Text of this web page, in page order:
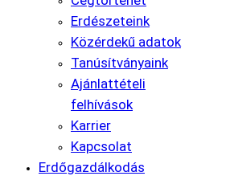
Erdészeteink
Közérdekű adatok
Tanúsítványaink
Ajánlattételi
felhívások
Karrier
Kapcsolat
Erdőgazdálkodás